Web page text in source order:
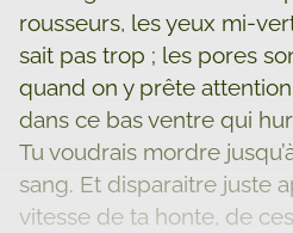
rousseurs, les yeux mi-
sait pas trop ; les pores
quand on y prête
dans ce bas ventre qui
Tu voudrais mordre
sang. Et disparaitre juste
vitesse de ta honte, de